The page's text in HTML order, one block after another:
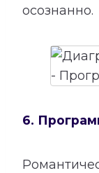
осознанно.
6.